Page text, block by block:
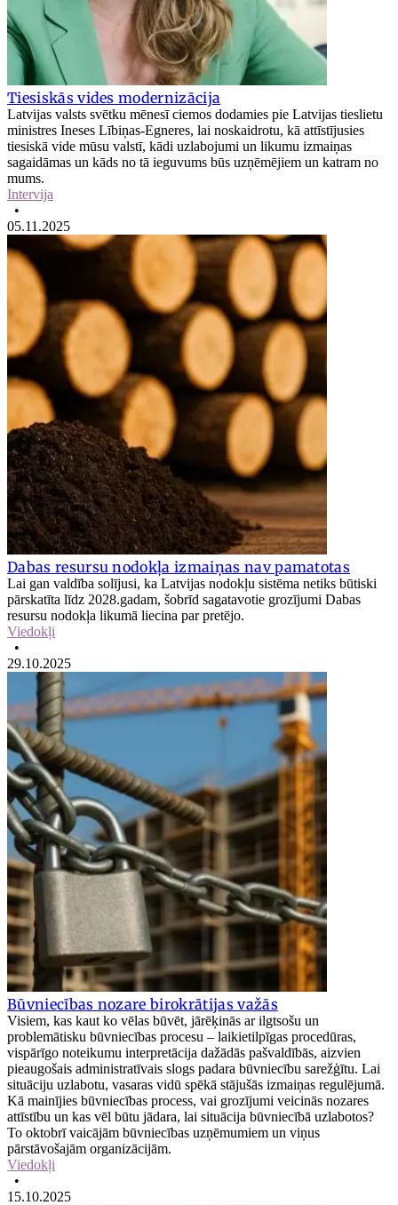
Tiesiskās vides modernizācija
Latvijas valsts svētku mēnesī ciemos dodamies pie Latvijas tieslietu
ministres Ineses Lībiņas-Egneres, lai noskaidrotu, kā attīstījusies
tiesiskā vide mūsu valstī, kādi uzlabojumi un likumu izmaiņas
sagaidāmas un kāds no tā ieguvums būs uzņēmējiem un katram no
mums.
Intervija
•
05.11.2025
Dabas resursu nodokļa izmaiņas nav pamatotas
Lai gan valdība solījusi, ka Latvijas nodokļu sistēma netiks būtiski
pārskatīta līdz 2028.gadam, šobrīd sagatavotie grozījumi Dabas
resursu nodokļa likumā liecina par pretējo.
Viedokļi
•
29.10.2025
Būvniecības nozare birokrātijas važās
Visiem, kas kaut ko vēlas būvēt, jārēķinās ar ilgtsošu un
problemātisku būvniecības procesu – laikietilpīgas procedūras,
vispārīgo noteikumu interpretācija dažādās pašvaldībās, aizvien
pieaugošais administratīvais slogs padara būvniecību sarežģītu. Lai
situāciju uzlabotu, vasaras vidū spēkā stājušās izmaiņas regulējumā.
Kā mainījies būvniecības process, vai grozījumi veicinās nozares
attīstību un kas vēl būtu jādara, lai situācija būvniecībā uzlabotos?
To oktobrī vaicājām būvniecības uzņēmumiem un viņus
pārstāvošajām organizācijām.
Viedokļi
•
15.10.2025